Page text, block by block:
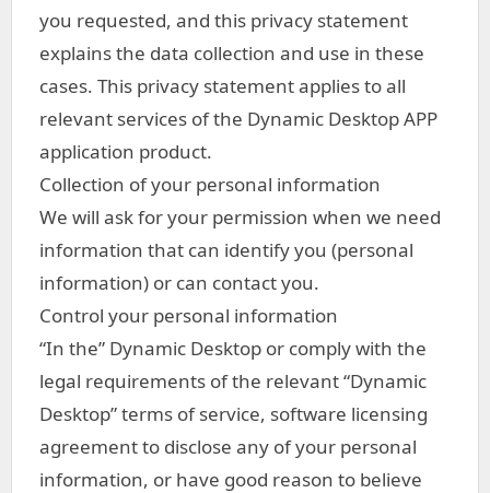
you requested, and this privacy statement
explains the data collection and use in these
cases. This privacy statement applies to all
relevant services of the Dynamic Desktop APP
application product.
Collection of your personal information
We will ask for your permission when we need
information that can identify you (personal
information) or can contact you.
Control your personal information
“In the” Dynamic Desktop or comply with the
legal requirements of the relevant “Dynamic
Desktop” terms of service, software licensing
agreement to disclose any of your personal
information, or have good reason to believe